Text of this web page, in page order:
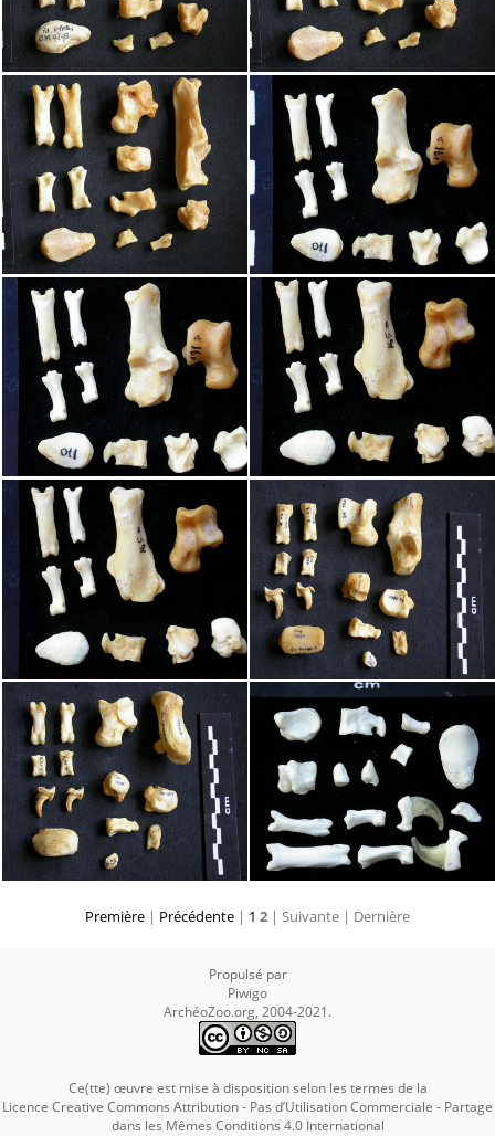
Première | Précédente | 1 2 | Suivante | Dernière
Propulsé par
Piwigo
ArchéoZoo.org, 2004-2021.
Ce(tte) œuvre est mise à disposition selon les termes de la
Licence Creative Commons Attribution - Pas d’Utilisation Commerciale - Partage
dans les Mêmes Conditions 4.0 International